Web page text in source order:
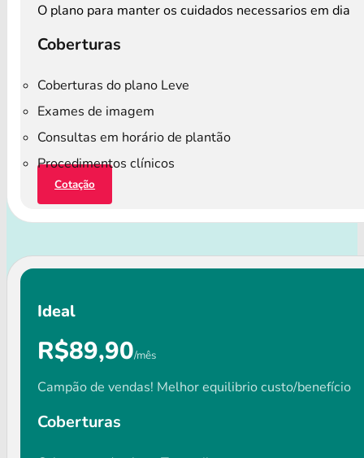
O plano para manter os cuidados necessarios em dia
Coberturas
Coberturas do plano Leve
Exames de imagem
Consultas em horário de plantão
Procedimentos clínicos
Cotação
Ideal
R$89,90/mês
Campão de vendas! Melhor equilibrio custo/benefício
Coberturas